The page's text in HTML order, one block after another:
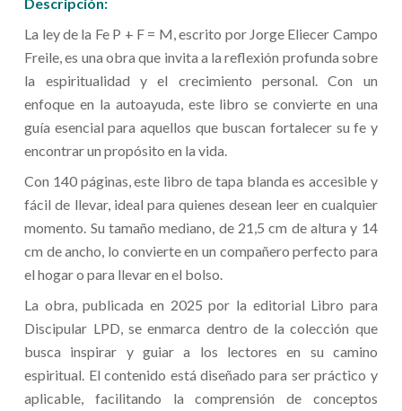
La ley de la Fe P + F = M, escrito por Jorge Eliecer Campo
Freile, es una obra que invita a la reflexión profunda sobre
la espiritualidad y el crecimiento personal. Con un
enfoque en la autoayuda, este libro se convierte en una
guía esencial para aquellos que buscan fortalecer su fe y
encontrar un propósito en la vida.
Con 140 páginas, este libro de tapa blanda es accesible y
fácil de llevar, ideal para quienes desean leer en cualquier
momento. Su tamaño mediano, de 21,5 cm de altura y 14
cm de ancho, lo convierte en un compañero perfecto para
el hogar o para llevar en el bolso.
La obra, publicada en 2025 por la editorial Libro para
Discipular LPD, se enmarca dentro de la colección que
busca inspirar y guiar a los lectores en su camino
espiritual. El contenido está diseñado para ser práctico y
aplicable, facilitando la comprensión de conceptos